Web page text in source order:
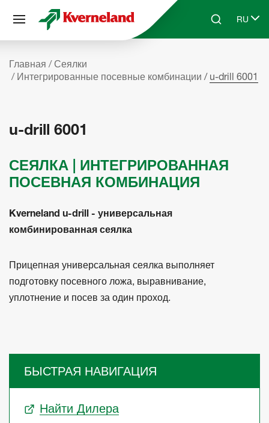
Skip to main contentSearchRU
Select
Главная
Сеялки
Интегрированные посевные комбинации
u-drill 6001
u-drill 6001
СЕЯЛКА | ИНТЕГРИРОВАННАЯ
ПОСЕВНАЯ КОМБИНАЦИЯ
Kverneland u-drill - универсальная
комбинированная сеялка
Прицепная универсальная сеялка выполняет
подготовку посевного ложа, выравнивание,
уплотнение и посев за один проход.
БЫСТРАЯ НАВИГАЦИЯ
Найти Дилера
Панель управления cookies